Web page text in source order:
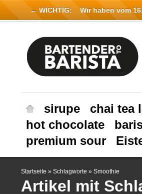
sirupe chai tea
hot chocolate
premium sour
Startseite » Schlagworte » Smoothie
Artikel mit
← WICHTIG: Wir haben vom